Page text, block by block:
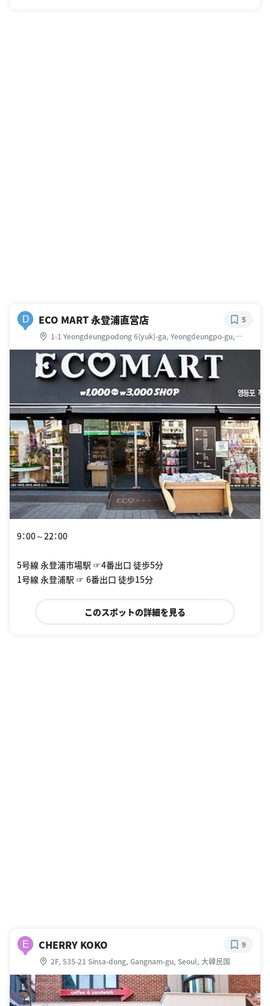
D ECO MART 永登浦直営店
1-1 Yeongdeungpodong 6(yuk)-ga, Yeongdeungpo-gu,
Seoul, 大韓民国
5
9：00～22：00
5号線 永登浦市場駅 ☞4番出口 徒歩5分
1号線 永登浦駅 ☞ 6番出口 徒歩15分
このスポットの詳細を見る
E CHERRY KOKO
2F, 535-21 Sinsa-dong, Gangnam-gu, Seoul, 大韓民国
9